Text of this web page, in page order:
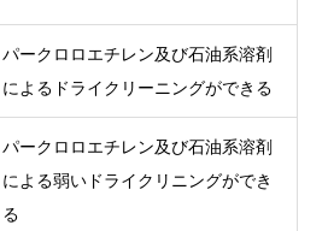
パークロロエチレン及び石油系溶剤
によるドライクリーニングができる
パークロロエチレン及び石油系溶剤
による弱いドライクリニングができ
る